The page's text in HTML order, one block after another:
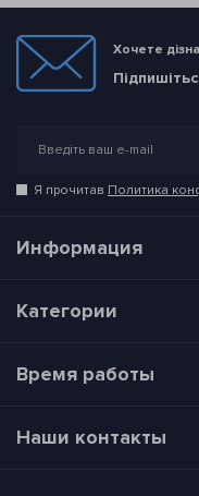
Хочете
Я прочитав Политика
Информация
Категории
Время работы
Наши контакты